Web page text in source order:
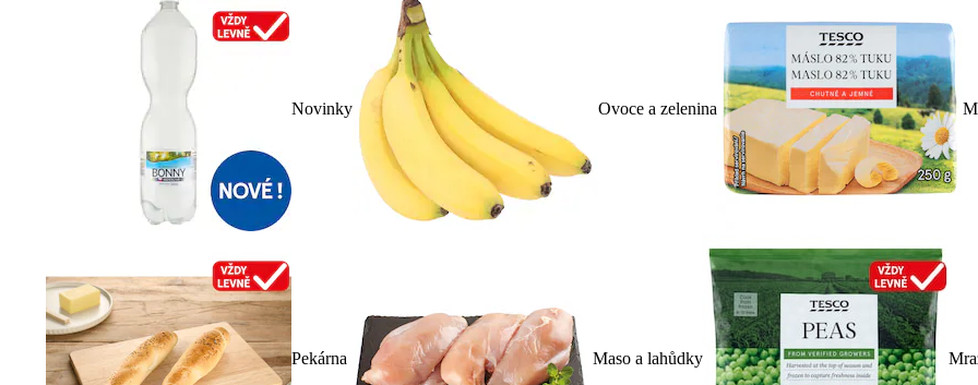
Novinky Ovoce a zelenina
Pekárna Maso a lahůdky